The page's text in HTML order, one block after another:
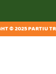
© 2025 PARTIU